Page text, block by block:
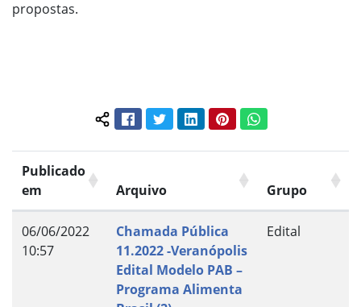
propostas.
Compartilhar conteúdo:
FacebookTwitterLinkedInPinterestWhatsApp
Publicado
em
Arquivo Grupo
06/06/2022
10:57
Chamada Pública
11.2022 -Veranópolis
Edital Modelo PAB –
Programa Alimenta
Edital